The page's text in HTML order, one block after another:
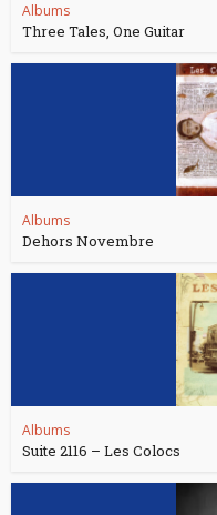
Albums
Three Tales, One Guitar
Albums
Dehors Novembre
Albums
Suite 2116 – Les Colocs